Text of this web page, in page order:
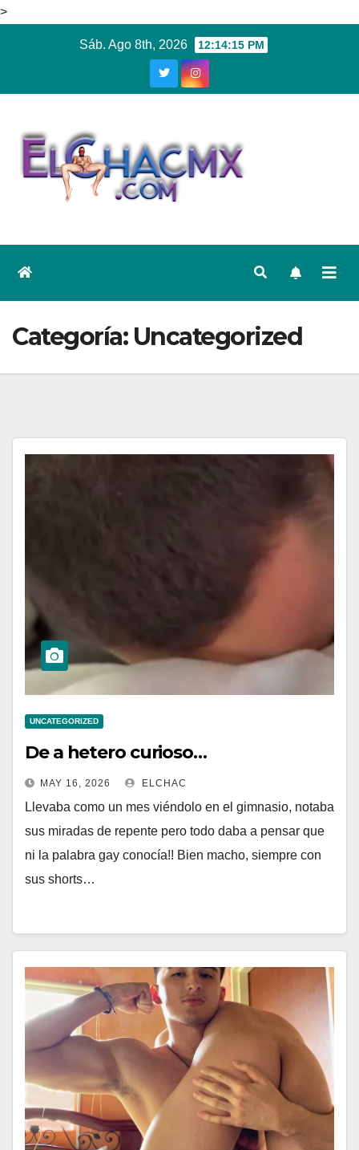
>
Sáb. Ago 8th, 2026 12:14:16 PM
Categoría: Uncategorized
UNCATEGORIZED
De a hetero curioso…
MAY 16, 2026 ELCHAC
Llevaba como un mes viéndolo en el gimnasio, notaba
sus miradas de repente pero todo daba a pensar que
ni la palabra gay conocía!! Bien macho, siempre con
sus shorts…